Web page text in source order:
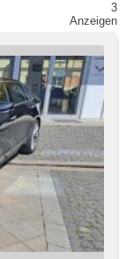
3
Anzeigen